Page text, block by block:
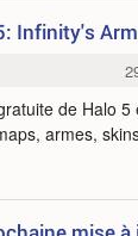
Infinity's
de Halo
armes,